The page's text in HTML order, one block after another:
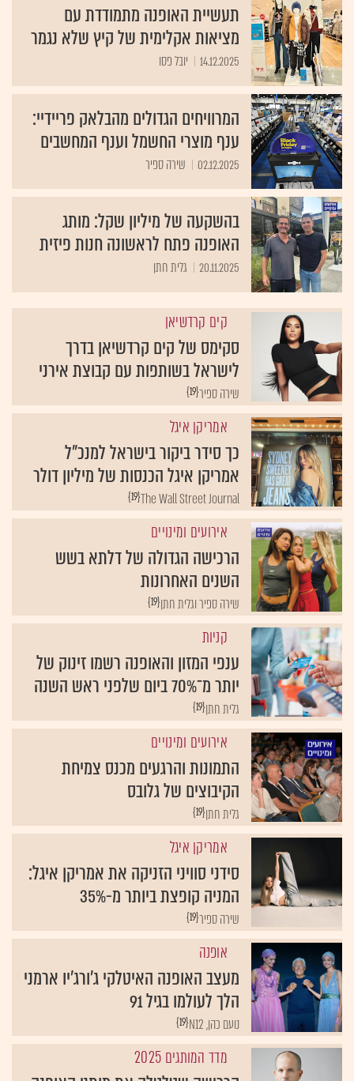
תעשיית האופנה מתמודדת עם
מציאות אקלימית של קיץ שלא נגמר
14.12.2025 יובל פסו
המרוויחים הגדולים מהבלאק פריידיי:
ענף מוצרי החשמל וענף המחשבים
02.12.2025 שירה ספיר
בהשקעה של מיליון שקל: מותג
האופנה פתח לראשונה חנות פיזית
20.11.2025 גלית חתן
קים קרדשיאן
סקימס של קים קרדשיאן בדרך
לישראל בשותפות עם קבוצת אירני
{19}שירה ספיר
אמריקן איגל
כך סידר ביקור בישראל למנכ"ל
אמריקן איגל הכנסות של מיליון דולר
{19}The Wall Street Journal
אירועים ומינויים
הרכישה הגדולה של דלתא בשש
השנים האחרונות
{19}שירה ספיר וגלית חתן
קניות
ענפי המזון והאופנה רשמו זינוק של
יותר מ־70% ביום שלפני ראש השנה
{19}גלית חתן
אירועים ומינויים
התמונות והרגעים מכנס צמיחת
הקיבוצים של גלובס
{19}גלית חתן
אמריקן איגל
סידני סוויני הזניקה את אמריקן איגל:
המניה קופצת ביותר מ-35%
{19}שירה ספיר
אופנה
מעצב האופנה האיטלקי ג'ורג'יו ארמני
הלך לעולמו בגיל 91
{19} נועם כהן, N12
מדד המותגים 2025